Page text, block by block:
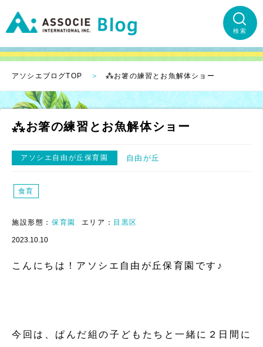
検索
アソシエブログTOP ⁂お箸の練習とお魚解体ショー
⁂お箸の練習とお魚解体ショー
アソシエ自由が丘保育園 自由が丘
食育
施設形態： 保育園 エリア： 目黒区
2023.10.10
こんにちは！アソシエ自由が丘保育園です♪
今回は、ぱんだ組の子どもたちと一緒に２日間に